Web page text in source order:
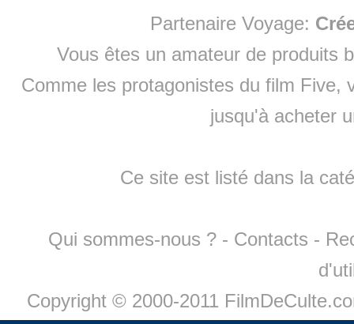
Partenaire Voyage:
Vous êtes un amateur de produits
Comme les protagonistes du film Five,
jusqu'à acheter
Ce site est listé dans la
Qui sommes-nous ? - Contacts -
Copyright © 2000-2011